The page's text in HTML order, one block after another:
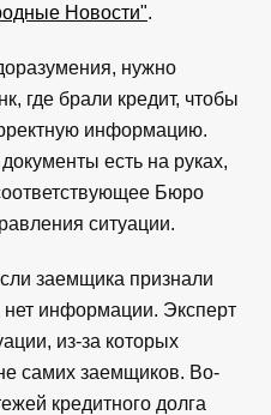
Новости".
нужно
где брали кредит, чтобы
информацию.
есть на руках,
Бюро
ситуации.
заемщика признали
информации. Эксперт
из-за которых
самих заемщиков. Во-
кредитного долга